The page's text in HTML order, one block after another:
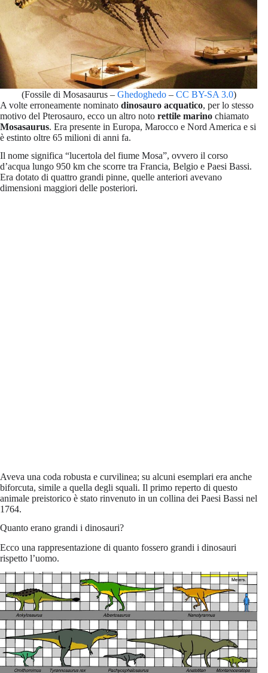
(Fossile di Mosasaurus – Ghedoghedo– CC BY-SA 3.0)
A volte erroneamente nominato dinosauro acquatico, per lo stesso
motivo del Pterosauro, ecco un altro noto rettile marino chiamato
Mosasaurus. Era presente in Europa, Marocco e Nord America e si
è estinto oltre 65 milioni di anni fa.
Il nome significa “lucertola del fiume Mosa”, ovvero il corso
d’acqua lungo 950 km che scorre tra Francia, Belgio e Paesi Bassi.
Era dotato di quattro grandi pinne, quelle anteriori avevano
dimensioni maggiori delle posteriori.
Aveva una coda robusta e curvilinea; su alcuni esemplari era anche
biforcuta, simile a quella degli squali. Il primo reperto di questo
animale preistorico è stato rinvenuto in un collina dei Paesi Bassi nel
1764.
Quanto erano grandi i dinosauri?
Ecco una rappresentazione di quanto fossero grandi i dinosauri
rispetto l’uomo.